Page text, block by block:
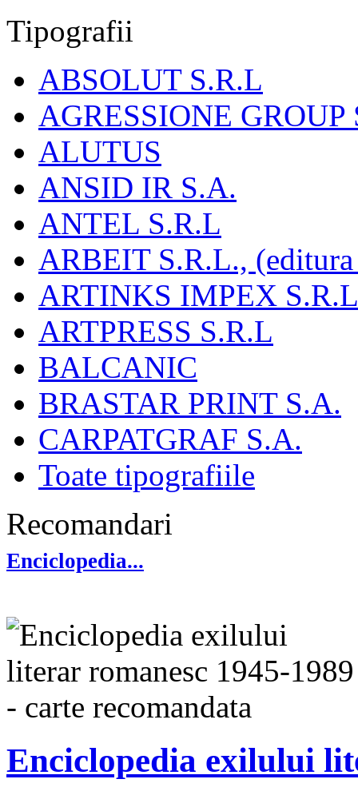
Tipografii
ABSOLUT S.R.L
AGRESSIONE GROUP
ALUTUS
ANSID IR S.A.
ANTEL S.R.L
ARBEIT S.R.L.,
ARTINKS IMPEX
ARTPRESS S.R.L
BALCANIC
BRASTAR PRINT S.A.
CARPATGRAF S.A.
Toate tipografiile
Recomandari
Enciclopedia...
Enciclopedia exilului